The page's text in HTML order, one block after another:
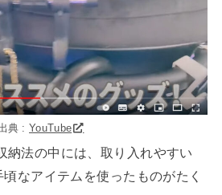
典 :YouTube
納法の中には、取り入れやすい
なアイテムを使ったものがたく